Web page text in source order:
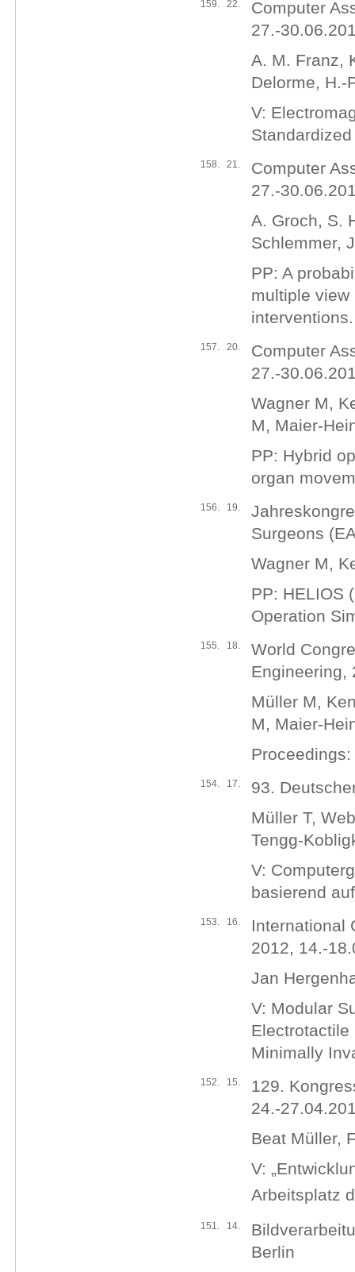
159. 22.
Computer
27.-
A. M. Franz,
Delorme, H.-
V:
158. 21.
Computer
27.-
A. Groch, S.
Schlemmer,
PP: A
multiple
interventions.
157. 20.
Computer
27.-
Wagner M,
M, Maier-
PP: Hybrid
organ
156. 19.
Surgeons
Wagner M,
PP: HELIOS
Operation
155. 18.
World
Engineering,
Müller M,
M, Maier-
154. 17.
93.
Müller T,
Tengg-
V:
basierend
153. 16.
International
2012, 14.-
Jan
V: Modular
Electrotactile
Minimally
152. 15.
129.
24.-
Beat Müller,
V:
Arbeitsplatz
151. 14.
Berlin